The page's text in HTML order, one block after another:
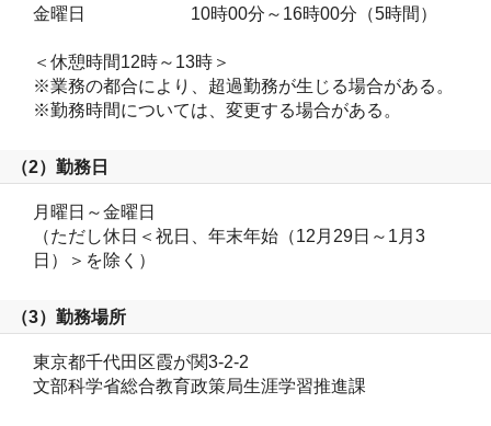
金曜日　   　 　　　10時00分～16時00分（5時間）
＜休憩時間12時～13時＞
※業務の都合により、超過勤務が生じる場合がある。
※勤務時間については、変更する場合がある。
（2）勤務日
月曜日～金曜日
（ただし休日＜祝日、年末年始（12月29日～1月3
日）＞を除く）
（3）勤務場所
東京都千代田区霞が関3-2-2
文部科学省総合教育政策局生涯学習推進課